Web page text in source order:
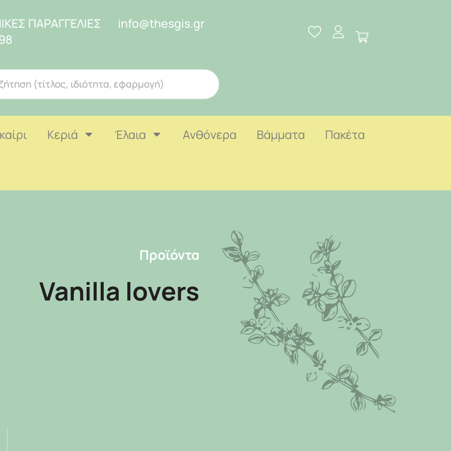
ΠΑΡΑΓΓΕΛΙΕΣ
info@thesgis.gr
Κεριά Έλαια Ανθόνερα Βάμματα Πακέτα
Προϊόντα
Vanilla lovers